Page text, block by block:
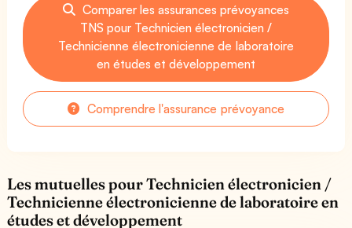
Comparer les assurances prévoyances
TNS pour Technicien électronicien /
Technicienne électronicienne de laboratoire
en études et développement
Comprendre l'assurance prévoyance
Les mutuelles pour Technicien électronicien /
Technicienne électronicienne de laboratoire en
études et développement